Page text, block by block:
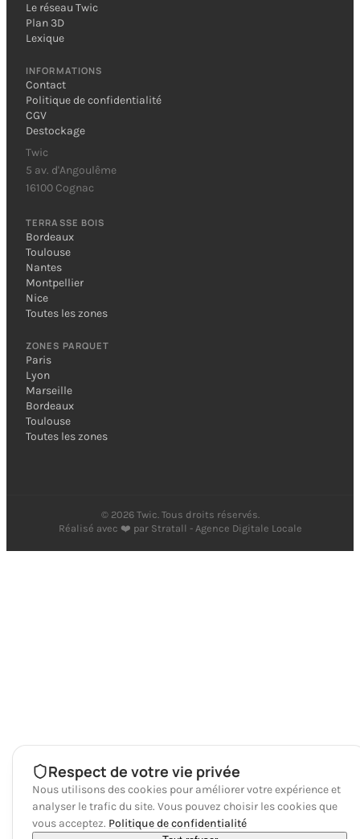
Le réseau Twic
Plan 3D
Lexique
INFORMATIONS
Contact
Politique de confidentialité
CGV
Destockage
Twic
5 av. d'Angoulême
16100 Cognac
TERRASSE BOIS
Bordeaux
Toulouse
Nantes
Montpellier
Nice
Toutes les zones
ZONES PARQUET
Paris
Lyon
Marseille
Bordeaux
Toulouse
Toutes les zones
© 2026Twic. Tous droits réservés.
Réalisé avec ❤️ par Stratall - Agence Digitale Locale
Respect de votre vie privée
Nous utilisons des cookies pour améliorer votre expérience et
analyser le trafic du site. Vous pouvez choisir les cookies que
vous acceptez. Politique de confidentialité